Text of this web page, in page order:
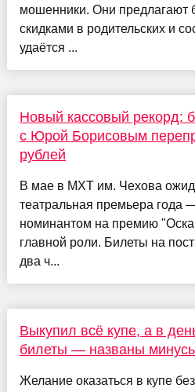
мошенники. Они предлагают
скидками в родительских и
удаётся ...
Новый кассовый рекорд:
с Юрой Борисовым
рублей
В мае в МХТ им. Чехова
театральная премьера года
номинантом на премию
главной роли. Билеты на
два ч...
Выкупил всё купе, а в
билеты — названы
Желание оказаться в купе